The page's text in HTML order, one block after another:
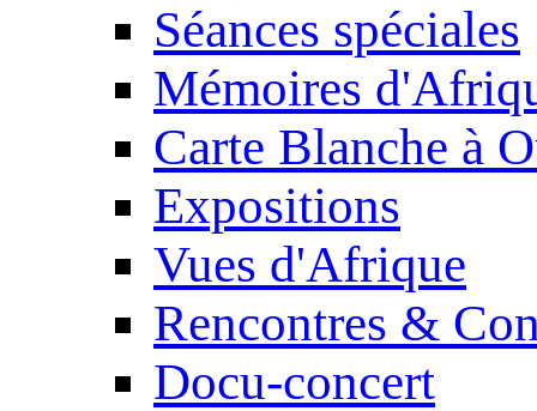
Séances spéciales
Mémoires
Carte Blanche à
Expositions
Vues d'Afrique
Rencontres &
Docu-concert